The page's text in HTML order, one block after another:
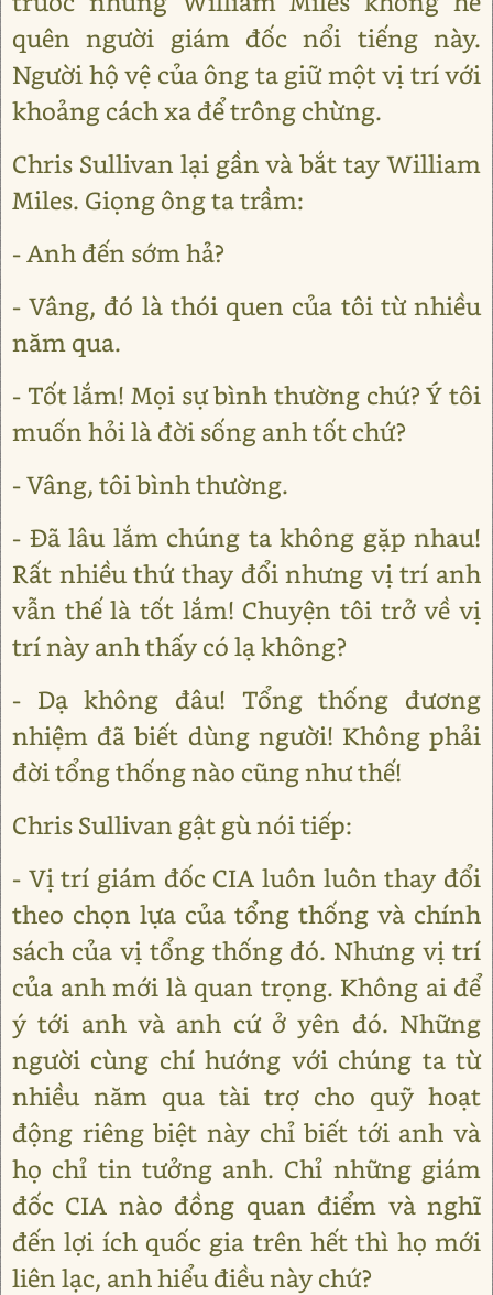
quên người giám đốc nổi tiếng này.
Người hộ vệ của ông ta giữ một vị trí với
khoảng cách xa để trông chừng.
Chris Sullivan lại gần và bắt tay William
Miles. Giọng ông ta trầm:
- Anh đến sớm hả?
- Vâng, đó là thói quen của tôi từ nhiều
năm qua.
- Tốt lắm! Mọi sự bình thường chứ? Ý tôi
muốn hỏi là đời sống anh tốt chứ?
- Vâng, tôi bình thường.
- Đã lâu lắm chúng ta không gặp nhau!
Rất nhiều thứ thay đổi nhưng vị trí anh
vẫn thế là tốt lắm! Chuyện tôi trở về vị
trí này anh thấy có lạ không?
- Dạ không đâu! Tổng thống đương
nhiệm đã biết dùng người! Không phải
đời tổng thống nào cũng như thế!
Chris Sullivan gật gù nói tiếp:
- Vị trí giám đốc CIA luôn luôn thay đổi
theo chọn lựa của tổng thống và chính
sách của vị tổng thống đó. Nhưng vị trí
của anh mới là quan trọng. Không ai để
ý tới anh và anh cứ ở yên đó. Những
người cùng chí hướng với chúng ta từ
nhiều năm qua tài trợ cho quỹ hoạt
động riêng biệt này chỉ biết tới anh và
họ chỉ tin tưởng anh. Chỉ những giám
đốc CIA nào đồng quan điểm và nghĩ
đến lợi ích quốc gia trên hết thì họ mới
liên lạc, anh hiểu điều này chứ?